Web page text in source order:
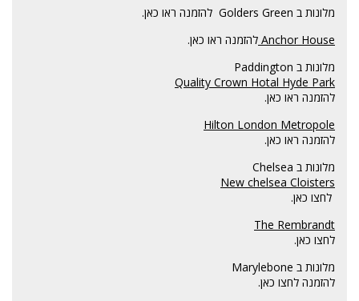
מלונות ב Golders Green
להזמנה ראו כאן.
Anchor House להזמנה ראו כאן.
מלונות ב Paddington
Quality Crown Hotal Hyde Park
להזמנה ראו כאן.
Hilton London Metropole
להזמנה ראו כאן.
מלונות ב Chelsea
New chelsea Cloisters
לחצו כאן.
The Rembrandt
לחצו כאן.
מלונות ב Marylebone
להזמנה לחצו כאן.